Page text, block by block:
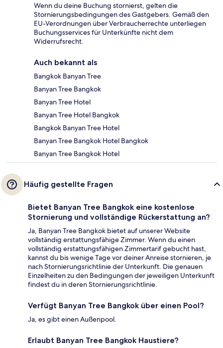
Wenn du deine Buchung stornierst, gelten die
Stornierungsbedingungen des Gastgebers. Gemäß den
EU-Verordnungen über Verbraucherrechte unterliegen
Buchungsservices für Unterkünfte nicht dem
Widerrufsrecht.
Auch bekannt als
Bangkok Banyan Tree
Banyan Tree Bangkok
Banyan Tree Hotel
Banyan Tree Hotel Bangkok
Bangkok Banyan Tree Hotel
Banyan Tree Bangkok Hotel Bangkok
Banyan Tree Bangkok Hotel
Häufig gestellte Fragen
Bietet Banyan Tree Bangkok eine kostenlose
Stornierung und vollständige Rückerstattung an?
Ja, Banyan Tree Bangkok bietet auf unserer Website
vollständig erstattungsfähige Zimmer. Wenn du einen
vollständig erstattungsfähigen Zimmertarif gebucht hast,
kannst du bis wenige Tage vor deiner Anreise stornieren, je
nach Stornierungsrichtlinie der Unterkunft. Die genauen
Einzelheiten zu den Bedingungen der jeweiligen Unterkunft
findest du in deren Stornierungsrichtlinie.
Verfügt Banyan Tree Bangkok über einen Pool?
Ja, es gibt einen Außenpool.
Erlaubt Banyan Tree Bangkok Haustiere?